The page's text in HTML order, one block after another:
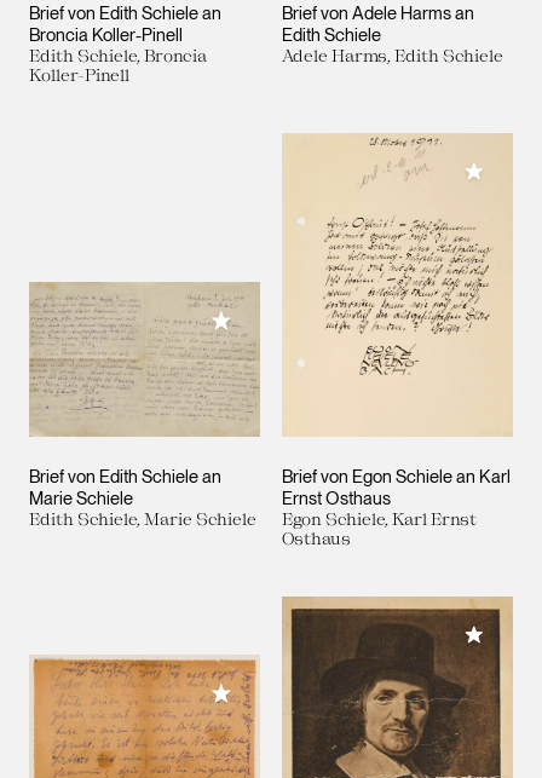
Brief von Edith Schiele an
Broncia Koller-Pinell
Edith Schiele, Broncia
Koller-Pinell
Brief von Adele Harms an
Edith Schiele
Adele Harms, Edith Schiele
Brief von Edith Schiele an
Marie Schiele
Edith Schiele, Marie Schiele
Meiner Sammlung hinzufügen
Brief von Egon Schiele an Karl
Ernst Osthaus
Egon Schiele, Karl Ernst
Osthaus
Meiner
Meiner Sammlung hinzufügen
Meiner